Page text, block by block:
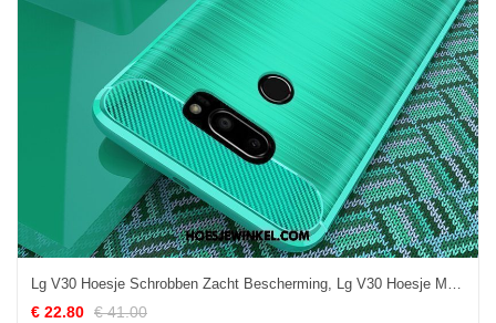
Lg V30 Hoesje Schrobben Zacht Bescherming, Lg V30 Hoesje Mobiele Telefoon All Inclusive
€ 22.80 € 41.00